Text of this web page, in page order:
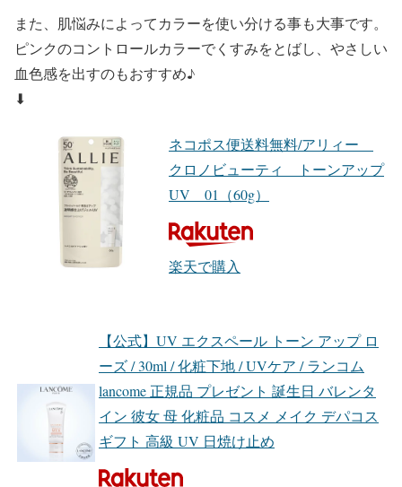
また、 肌悩みによってカラーを使い分ける事も大事です。
ピンクのコントロールカラーでくすみをとばし、やさしい
血色感を出すのもおすすめ♪
⬇︎
ネコポス便送料無料/アリィー
クロノビューティ トーンアップ
UV 01（60g）
楽天で購入
【公式】UV エクスペール トーン アップ ロ
ーズ / 30ml / 化粧下地 / UVケア / ランコム
lancome 正規品 プレゼント 誕生日 バレンタ
イン 彼女 母 化粧品 コスメ メイク デパコス
ギフト 高級 UV 日焼け止め